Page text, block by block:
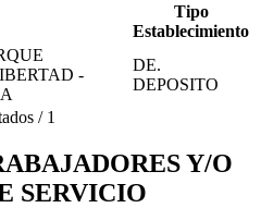
Tipo
Establecimiento
-
DE.
DEPOSITO
/ 1
Y/O
SERVICIO